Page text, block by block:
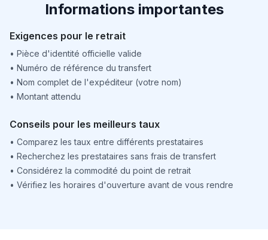
Informations importantes
Exigences pour le retrait
• Pièce d'identité officielle valide
• Numéro de référence du transfert
• Nom complet de l'expéditeur (votre nom)
• Montant attendu
Conseils pour les meilleurs taux
• Comparez les taux entre différents prestataires
• Recherchez les prestataires sans frais de transfert
• Considérez la commodité du point de retrait
• Vérifiez les horaires d'ouverture avant de vous rendre